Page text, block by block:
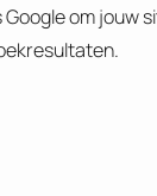
om jouw